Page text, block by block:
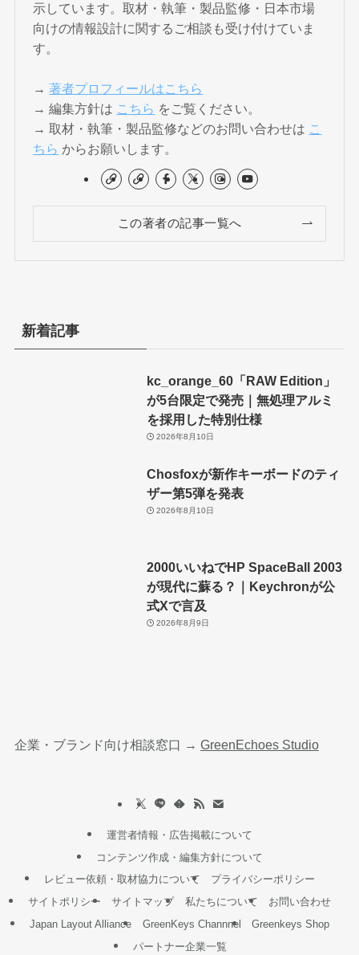
示しています。取材・執筆・製品監修・日本市場
向けの情報設計に関するご相談も受け付けていま
す。
→著者プロフィールはこちら
→ 編集方針は こちら をご覧ください。
→ 取材・執筆・製品監修などのお問い合わせは こ
ちら からお願いします。
この著者の記事一覧へ
新着記事
kc_orange_60「RAW Edition」
が5台限定で発売｜無処理アルミ
を採用した特別仕様
2026年8月10日
Chosfoxが新作キーボードのティ
ザー第5弾を発表
2026年8月10日
2000いいねでHP SpaceBall 2003
が現代に蘇る？｜Keychronが公
式Xで言及
2026年8月9日
企業・ブランド向け相談窓口 → GreenEchoes Studio
運営者情報・広告掲載について
コンテンツ作成・編集方針について
レビュー依頼・取材協力について
プライバシーポリシー
サイトポリシー
サイトマップ 私たちについて
お問い合わせ
Japan Layout Alliance
GreenKeys Channnel
Greenkeys Shop
パートナー企業一覧